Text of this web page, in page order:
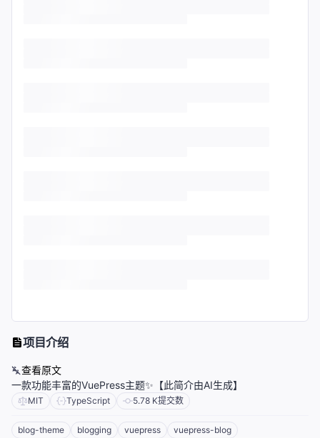
项目介绍
查看原文
一款功能丰富的VuePress主题✨【此简介由AI生成】
MIT TypeScript 5.78 K提交数
blog-theme blogging vuepress
vuepress-blog